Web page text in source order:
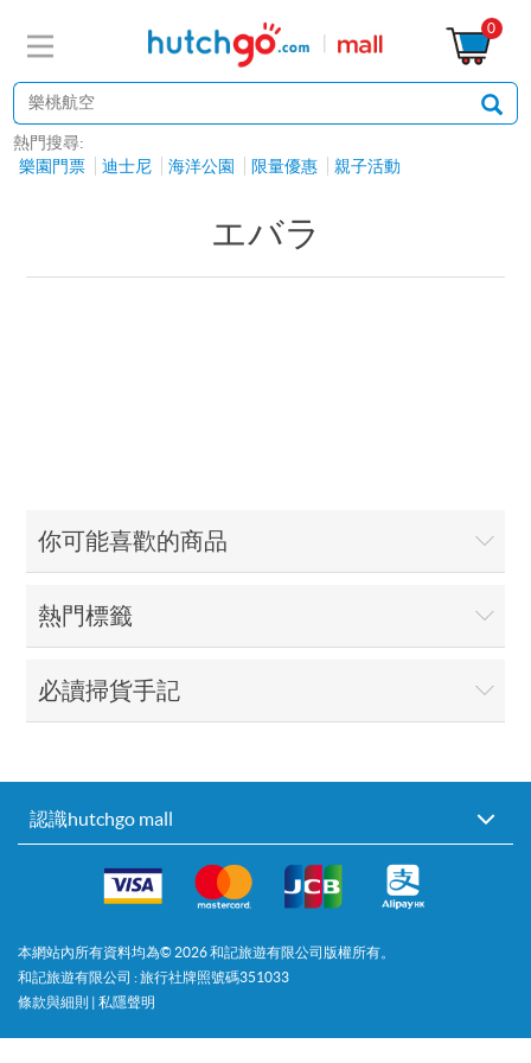
0
熱門搜尋:
樂園門票
迪士尼 海洋公園 限量優惠 親子活動
エバラ
你可能喜歡的商品
熱門標籤
必讀掃貨手記
認識hutchgo mall
本網站內所有資料均為© 2026和記旅遊有限公司版權所有。
和記旅遊有限公司 : 旅行社牌照號碼351033
條款與細則 | 私隱聲明